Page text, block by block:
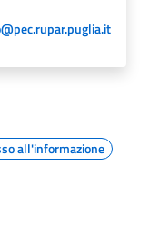
all'informazione